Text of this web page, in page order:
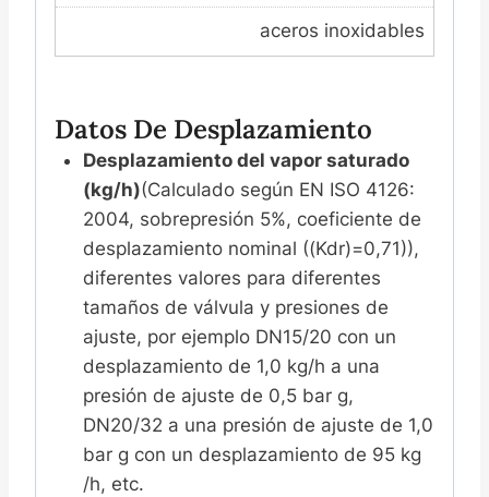
aceros inoxidables
Datos De Desplazamiento
Desplazamiento del vapor saturado
(kg/h)(Calculado según EN ISO 4126:
2004, sobrepresión 5%, coeficiente de
desplazamiento nominal ((Kdr)=0,71)),
diferentes valores para diferentes
tamaños de válvula y presiones de
ajuste, por ejemplo DN15/20 con un
desplazamiento de 1,0 kg/h a una
presión de ajuste de 0,5 bar g,
DN20/32 a una presión de ajuste de 1,0
bar g con un desplazamiento de 95 kg
/h, etc.